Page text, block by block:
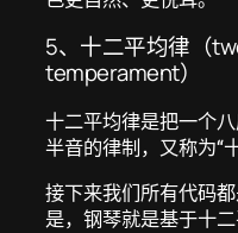
5、十二平均律（
temperament）
十二平均律是把一个
半音的律制，又称为“
接下来我们所有代码
是，钢琴就是基于十二